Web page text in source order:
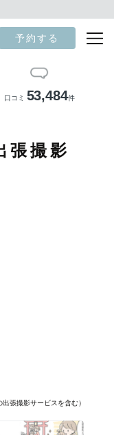
予約する
口コミ 53,484件
張撮影
張撮影サービスを含む）